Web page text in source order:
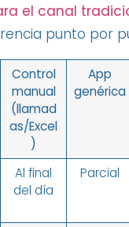
el canal
punto por
Control
manual
(llamad
as/Excel
)
App
genérica
Al final
del día
Parcial